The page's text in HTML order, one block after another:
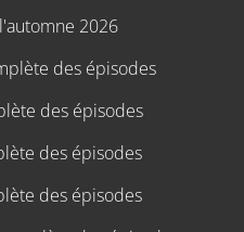
2026
des épisodes
des épisodes
des épisodes
des épisodes